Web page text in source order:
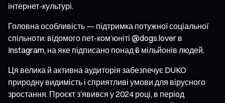
інтернет-культурі.
Головна особливість — підтримка потужної соціальної
спільноти: відомого пет-ком’юніті @dogs.lover в
Instagram, на яке підписано понад 6 мільйонів людей.
Ця велика й активна аудиторія забезпечує DUKO
природну видимість і сприятливі умови для вірусного
зростання. Проєкт з’явився у 2024 році, в період